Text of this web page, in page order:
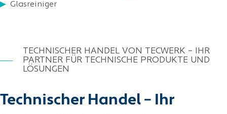
Glasreiniger
Technischer Handel – Ihr
TECHNISCHER HANDEL VON TECWERK – IHR
PARTNER FÜR TECHNISCHE PRODUKTE UND
LÖSUNGEN